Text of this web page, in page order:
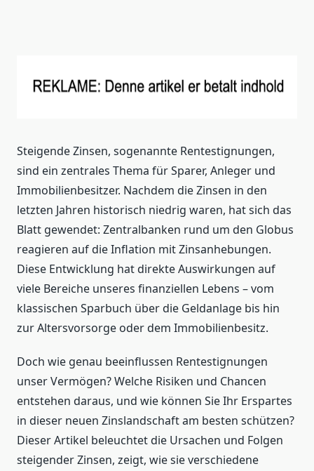
Steigende Zinsen, sogenannte Rentestignungen,
sind ein zentrales Thema für Sparer, Anleger und
Immobilienbesitzer. Nachdem die Zinsen in den
letzten Jahren historisch niedrig waren, hat sich das
Blatt gewendet: Zentralbanken rund um den Globus
reagieren auf die Inflation mit Zinsanhebungen.
Diese Entwicklung hat direkte Auswirkungen auf
viele Bereiche unseres finanziellen Lebens – vom
klassischen Sparbuch über die Geldanlage bis hin
zur Altersvorsorge oder dem Immobilienbesitz.
Doch wie genau beeinflussen Rentestignungen
unser Vermögen? Welche Risiken und Chancen
entstehen daraus, und wie können Sie Ihr Erspartes
in dieser neuen Zinslandschaft am besten schützen?
Dieser Artikel beleuchtet die Ursachen und Folgen
steigender Zinsen, zeigt, wie sie verschiedene